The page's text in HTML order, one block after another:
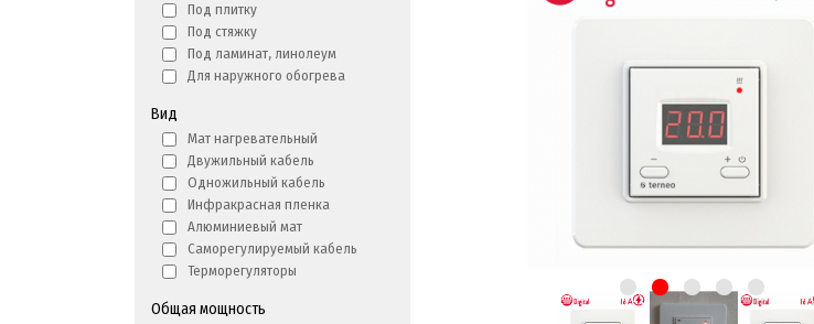
Под плитку
Под стяжку
Под ламинат, линолеум
Для наружного обогрева
Вид
Мат нагревательный
Двужильный кабель
Одножильный кабель
Инфракрасная пленка
Алюминиевый мат
Саморегулируемый кабель
Терморегуляторы
Общая мощность